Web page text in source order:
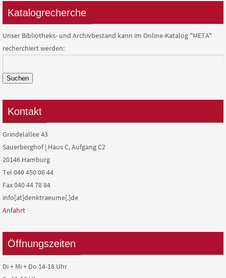
Katalogrecherche
Unser Bibliotheks- und Archivbestand kann im Online-Katalog "META"
recherchiert werden:
Suchen
Kontakt
Grindelallee 43
Sauerberghof | Haus C, Aufgang C2
20146 Hamburg
Tel 040 450 06 44
Fax 040 44 78 84
info[at]denktraeume[.]de
Anfahrt
Öffnungszeiten
Di + Mi + Do 14-18 Uhr